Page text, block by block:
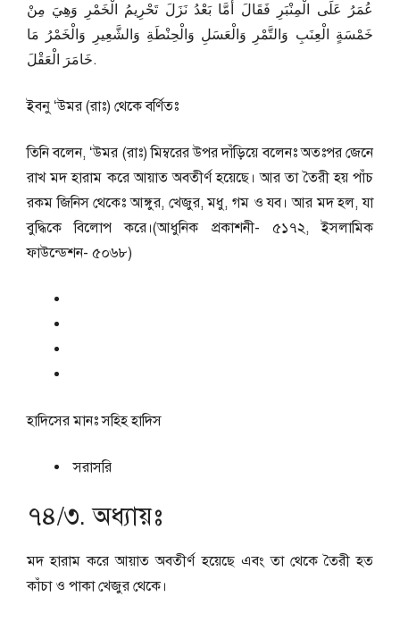
عُمَرُ عَلَى الْمِنْبَرِ فَقَالَ أَمَّا بَعْدُ نَزَلَ تَحْرِيمُ الْخَمْرِ وَهِيَ مِنْ
خَمْسَةٍ الْعِنَبِ وَالتَّمْرِ وَالْعَسَلِ وَالْحِنْطَةِ وَالشَّعِيرِ وَالْخَمْرُ مَا
خَامَرَ الْعَقْلَ.
ইবনু ‘উমর (রাঃ) থেকে বর্ণিতঃ
তিনি বলেন, ‘উমর (রাঃ) মিম্বরের উপর দাঁড়িয়ে বলেনঃ অতঃপর জেনে
রাখ মদ হারাম করে আয়াত অবতীর্ণ হয়েছে। আর তা তৈরী হয় পাঁচ
রকম জিনিস থেকেঃ আঙ্গুর, খেজুর, মধু, গম ও যব। আর মদ হল, যা
বুদ্ধিকে বিলোপ করে।(আধুনিক প্রকাশনী- ৫১৭২, ইসলামিক
ফাউন্ডেশন- ৫০৬৮)
হাদিসের মানঃসহিহ হাদিস
সরাসরি
৭৪/৩. অধ্যায়ঃ
মদ হারাম করে আয়াত অবতীর্ণ হয়েছে এবং তা থেকে তৈরী হত
কাঁচা ও পাকা খেজুর থেকে।